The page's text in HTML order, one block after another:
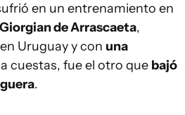
en un entrenamiento en
Giorgian de Arrascaeta,
Uruguay y con una
a cuestas, fue el otro que bajó
.